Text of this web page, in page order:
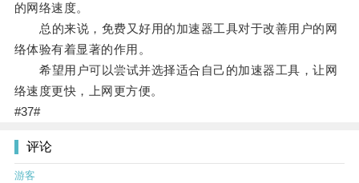
的网络速度。
总的来说，免费又好用的加速器工具对于改善用户的网
络体验有着显著的作用。
希望用户可以尝试并选择适合自己的加速器工具，让网
络速度更快，上网更方便。
#37#
评论
游客